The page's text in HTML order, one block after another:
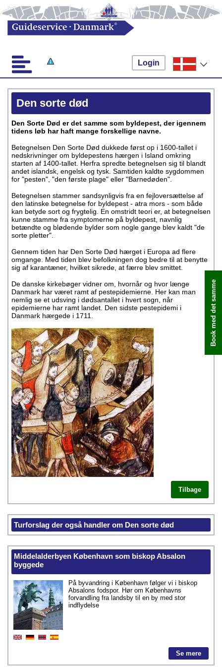
Login
Den sorte død
Den Sorte Død er det samme som byldepest, der igennem
tidens løb har haft mange forskellige navne.
Betegnelsen Den Sorte Død dukkede først op i 1600-tallet i
nedskrivninger om byldepestens hærgen i Island omkring
starten af 1400-tallet. Herfra spredte betegnelsen sig til blandt
andet islandsk, engelsk og tysk. Samtiden kaldte sygdommen
for "pesten", "den første plage" eller "Barnedøden".
Betegnelsen stammer sandsynligvis fra en fejloversættelse af
den latinske betegnelse for byldepest - atra mors - som både
kan betyde sort og frygtelig. En omstridt teori er, at betegnelsen
kunne stamme fra symptomerne på byldepest, navnlig
betændte og blødende bylder som nogle gange blev kaldt "de
sorte pletter".
Gennem tiden har Den Sorte Død hærget i Europa ad flere
omgange. Med tiden blev befolkningen dog bedre til at benytte
sig af karantæner, hvilket sikrede, at færre blev smittet.
De danske kirkebøger vidner om, hvornår og hvor længe
Danmark har været ramt af pestepidemierne. Her kan man
nemlig se et udsving i dødsantallet i hvert sogn, når
epidemierne har ramt landet. Den sidste pestepidemi i
Danmark hærgede i 1711.
Tilbage
Turforslag der også handler om Den sorte død
Middelalderbyen København som biskop Absalon
byggede
På byvandring i København følger vi i biskop
Absalons fodspor. Hør om Københavns
forvandling fra landsby til en by med stor
indflydelse
Se mere
Book med det samme